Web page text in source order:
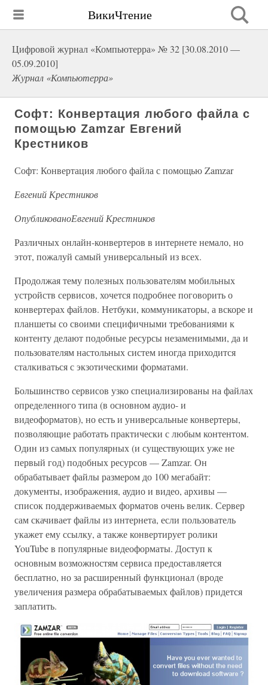
ВикиЧтение
Цифровой журнал «Компьютерра» № 32 [30.08.2010 —
05.09.2010]
Журнал «Компьютерра»
Софт: Конвертация любого файла с
помощью Zamzar Евгений
Крестников
Софт: Конвертация любого файла с помощью Zamzar
Евгений Крестников
ОпубликованоЕвгений Крестников
Различных онлайн-конвертеров в интернете немало, но
этот, пожалуй самый универсальный из всех.
Продолжая тему полезных пользователям мобильных
устройств сервисов, хочется подробнее поговорить о
конвертерах файлов. Нетбуки, коммуникаторы, а вскоре и
планшеты со своими специфичными требованиями к
контенту делают подобные ресурсы незаменимыми, да и
пользователям настольных систем иногда приходится
сталкиваться с экзотическими форматами.
Большинство сервисов узко специализированы на файлах
определенного типа (в основном аудио- и
видеоформатов), но есть и универсальные конвертеры,
позволяющие работать практически с любым контентом.
Один из самых популярных (и существующих уже не
первый год) подобных ресурсов — Zamzar. Он
обрабатывает файлы размером до 100 мегабайт:
документы, изображения, аудио и видео, архивы —
список поддерживаемых форматов очень велик. Сервер
сам скачивает файлы из интернета, если пользователь
укажет ему ссылку, а также конвертирует ролики
YouTube в популярные видеоформаты. Доступ к
основным возможностям сервиса предоставляется
бесплатно, но за расширенный функционал (вроде
увеличения размера обрабатываемых файлов) придется
заплатить.